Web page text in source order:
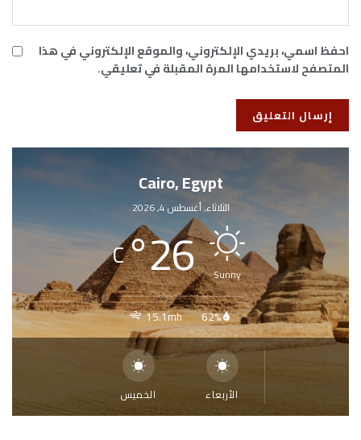
احفظ اسمي، بريدي الإلكتروني، والموقع الإلكتروني في هذا
المتصفح لاستخدامها المرة المقبلة في تعليقي.
Cairo, Egypt
الثلاثاء, أغسطس 4, 2026
Sunny
26
°
C
62%
15.1mh
الأربعاء الخميس